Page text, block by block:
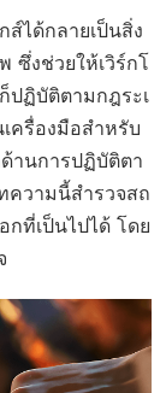
ได้กลายเป็นสิ่ง
ซึ่งช่วยให้เวิร์กโ
ปฏิบัติตามกฎระเ
ครื่องมือสำหรับ
านการปฏิบัติตา
วามนี้สำรวจสถ
กที่เป็นไปได้ โดย